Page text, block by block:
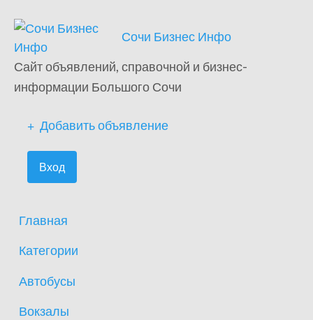
Сочи Бизнес Инфо
Сайт объявлений, справочной и бизнес-
информации Большого Сочи
Добавить объявление
Вход
Главная
Категории
Автобусы
Вокзалы